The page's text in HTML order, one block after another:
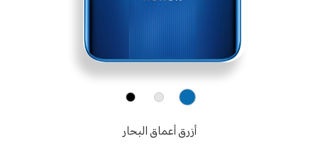
أزرق أعماق البحار